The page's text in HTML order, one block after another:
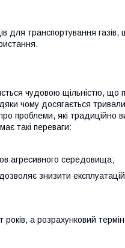
для транспортування газів,
чудовою щільністю, що
чому досягається
проблеми, які традиційно
такі переваги:
агресивного середовища;
знизити
а розрахунковий термін